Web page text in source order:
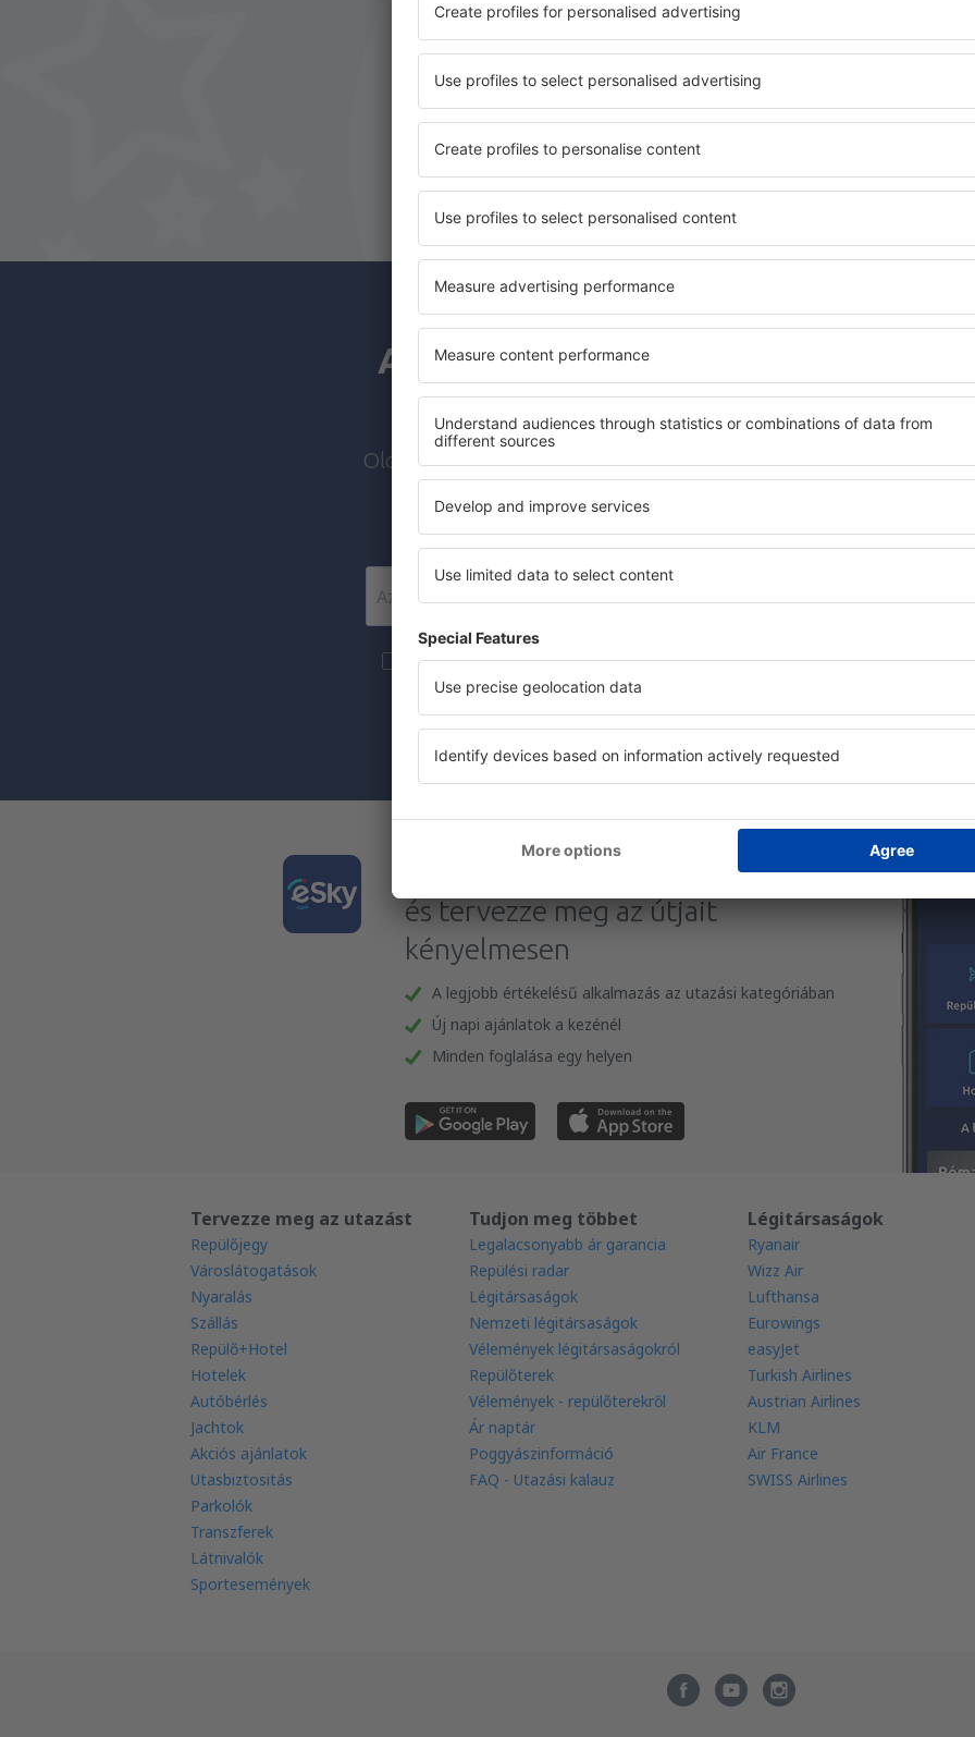
Takarítson meg időt és
Foglaljon Repülő+Hotel
az eSky.hu-n!
Nézze meg
A hírlevélre feliratkozók többet
kevesebbért
Olcsó járatok, városlátogatás, nyaralás – kapjon egyedi
mindenki más előtt.
Csak a legjobbakat küldjük, az utazók becsszavára!
Szeretnék kedvezőbb árakat kapni bizonyos utazásokra,és hozzájárulok ahhoz,
marketinginformációkat küldjön az általam megadott e-mail-címre.
A jelölőnégyzet megjelölésével, az email cím megadásával és az „Iratkozzon fel”
Töltse le az alkalmazásunkat
és tervezze meg az útjait
kényelmesen
A legjobb értékelésű alkalmazás az utazási kategóriában
Új napi ajánlatok a kezénél
Minden foglalása egy helyen
Tervezze meg az utazást
Repülőjegy
Városlátogatások
Nyaralás
Szállás
Repülő+Hotel
Hotelek
Autóbérlés
Jachtok
Akciós ajánlatok
Utasbiztositás
Parkolók
Transzferek
Látnivalók
Sportesemények
Tudjon meg többet
Legalacsonyabb ár garancia
Repülési radar
Légitársaságok
Nemzeti légitársaságok
Vélemények légitársaságokról
Repülőterek
Vélemények - repülőterekről
Ár naptár
Poggyászinformáció
FAQ - Utazási kalauz
Légitársaságok
Ryanair
Wizz Air
Lufthansa
Eurowings
easyJet
Turkish Airlines
Austrian Airlines
KLM
Air France
SWISS Airlines